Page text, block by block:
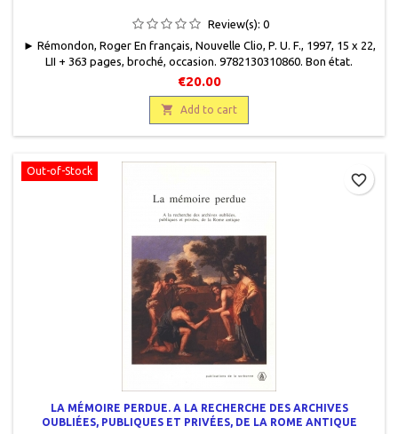
Review(s): 0
► Rémondon, Roger En français, Nouvelle Clio, P. U. F., 1997, 15 x 22,
LII + 363 pages, broché, occasion. 9782130310860. Bon état.
Couverture légèrement défraîchie. Epuisé dans ce format chez
l'éditeur.
€20.00
 Add to cart
Out-of-Stock
LA MÉMOIRE PERDUE. A LA RECHERCHE DES ARCHIVES
OUBLIÉES, PUBLIQUES ET PRIVÉES, DE LA ROME ANTIQUE
favorite_border